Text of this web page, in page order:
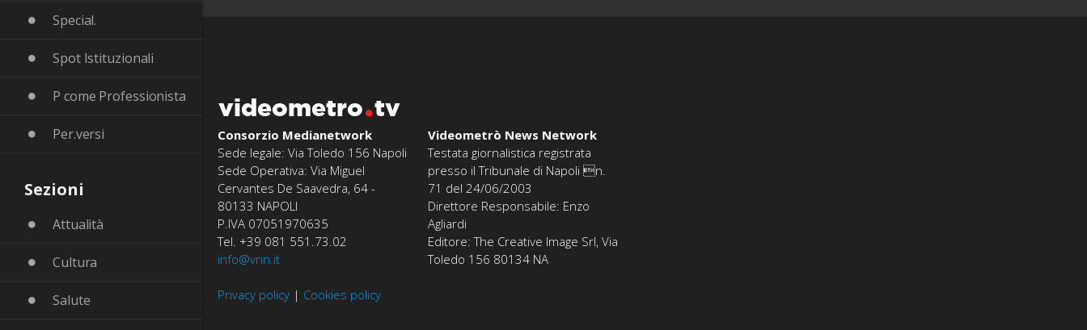
Special.
Spot Istituzionali
P come Professionista
Per.versi
Sezioni
Attualità
Cultura
Salute
videometro tv
Consorzio Medianetwork
Sede legale: Via Toledo 156 Napoli
Sede Operativa: Via Miguel
Cervantes De Saavedra, 64 -
80133 NAPOLI
P.IVA 07051970635
Tel. +39 081 551.73.02
info@vnn.it
Privacy policy | Cookies policy
Videometrò News Network
Testata giornalistica registrata
presso il Tribunale di Napoli n.
71 del 24/06/2003
Direttore Responsabile: Enzo
Agliardi
Editore: The Creative Image Srl, Via
Toledo 156 80134 NA